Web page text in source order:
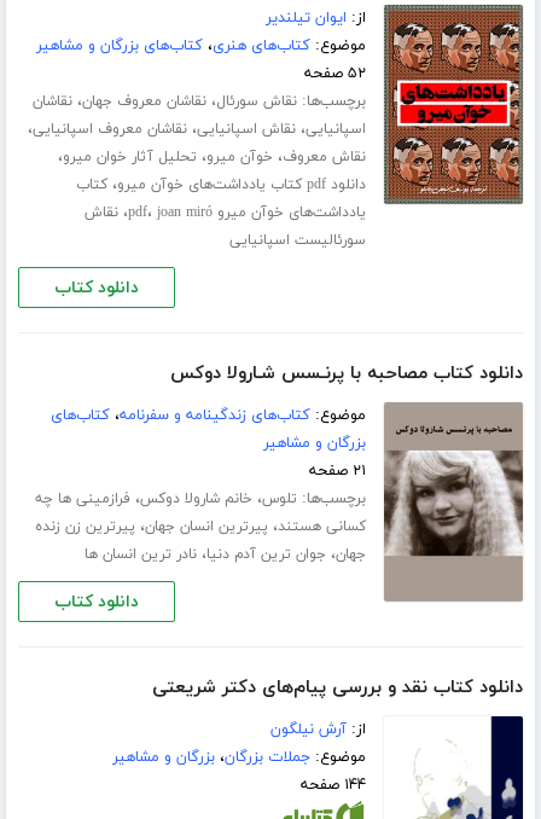
از: ایوان تیلندیر
موضوع:کتاب‌های هنری،کتاب‌های بزرگان و مشاهیر
۵۲ صفحه
برچسب‌ها:نقاش سورئال،نقاشان معروف جهان،نقاشان
اسپانیایی،نقاش اسپانیایی،نقاشان معروف اسپانیایی،
نقاش معروف، خوآن میرو، تحلیل آثار خوان میرو،
دانلود pdf کتاب یادداشت‌های خوآن میرو ،کتاب
یادداشت‌های خوآن میرو pdf
، joan miró ،نقاش
سورئالیست اسپانیایی
دانلود کتاب
دانلود کتاب مصاحبه با پرنـسس شـارولا دوکس
موضوع:کتاب‌های زندگینامه و سفرنامه،کتاب‌های
بزرگان و مشاهیر
۲۱ صفحه
برچسب‌ها: تلوس، خانم شارولا دوکس، فرازمینی ها چه
کسانی هستند، پیرترین انسان جهان، پیرترین زن زنده
جهان، جوان ترین آدم دنیا،نادر ترین انسان ها
دانلود کتاب
دانلود کتاب نقد و بررسی پیام‌های دکتر شریعتی
از:آرش نیلگون
موضوع:جملات بزرگان،بزرگان و مشاهیر
۱۴۴ صفحه